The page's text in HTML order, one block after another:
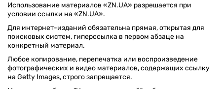
Использование материалов «ZN.UA» разрешается при
условии ссылки на «ZN.UA».
Для интернет-изданий обязательна прямая, открытая для
поисковых систем, гиперссылка в первом абзаце на
конкретный материал.
Любое копирование, перепечатка или воспроизведение
фотографических и видео материалов, содержащих ссылку
на Getty Images, строго запрещается.